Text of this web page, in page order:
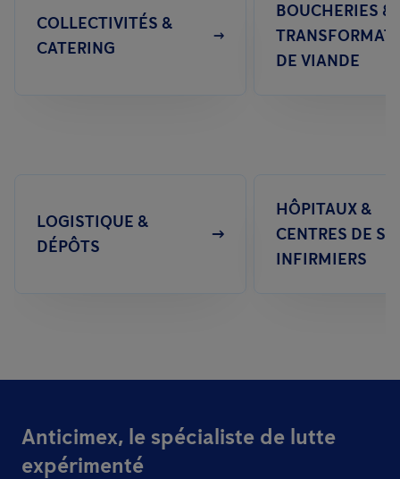
COLLECTIVITÉS &
CATERING
BOUCHERIES &
DE VIANDE
LOGISTIQUE &
DÉPÔTS
HÔPITAUX &
CENTRES DE
INFIRMIERS
Anticimex, le spécialiste de lutte
expérimenté